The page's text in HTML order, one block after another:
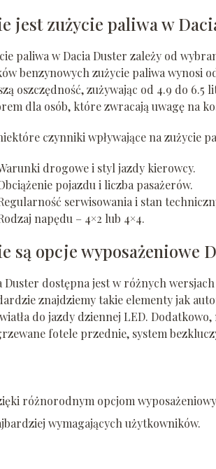
jest zużycie paliwa w
paliwa w Dacia Duster zależy od
benzynowych zużycie paliwa wynosi
oszczędność, zużywając od 4.9 do
dla osób, które zwracają uwagę na
czynniki wpływające na zużycie
drogowe i styl jazdy kierowcy.
pojazdu i liczba pasażerów.
serwisowania i stan
napędu – 4×2 lub 4×4.
są opcje wyposażeniowe
Duster dostępna jest w różnych
znajdziemy takie elementy jak
do jazdy dziennej LED.
fotele przednie, system
różnorodnym opcjom
wymagających użytkowników.